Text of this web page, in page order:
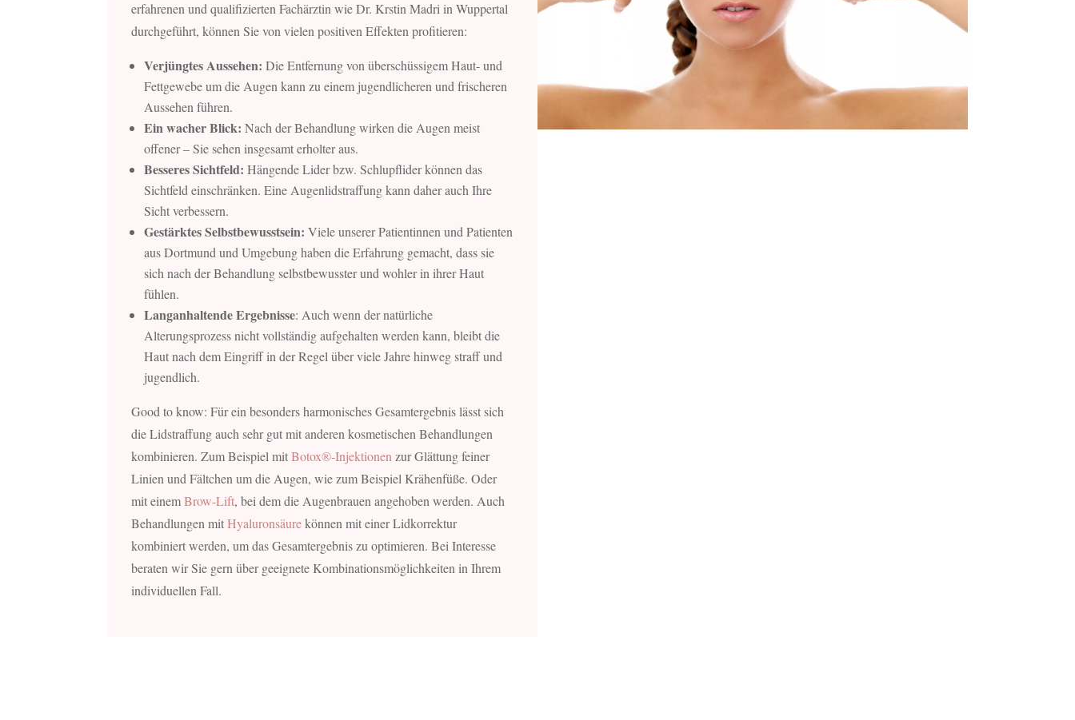
erfahrenen und qualifizierten Fachärztin wie Dr. Krstin Madri in Wuppertal
durchgeführt, können Sie von vielen positiven Effekten profitieren:
Verjüngtes Aussehen: Die Entfernung von überschüssigem Haut- und
Fettgewebe um die Augen kann zu einem jugendlicheren und frischeren
Aussehen führen.
Ein wacher Blick:Nach der Behandlung wirken die Augen meist
offener – Sie sehen insgesamt erholter aus.
Besseres Sichtfeld:Hängende Lider bzw. Schlupflider können das
Sichtfeld einschränken. Eine Augenlidstraffung kann daher auch Ihre
Sicht verbessern.
Gestärktes Selbstbewusstsein: Viele unserer Patientinnen und Patienten
aus Dortmund und Umgebung haben die Erfahrung gemacht, dass sie
sich nach der Behandlung selbstbewusster und wohler in ihrer Haut
fühlen.
Langanhaltende Ergebnisse: Auch wenn der natürliche
Alterungsprozess nicht vollständig aufgehalten werden kann, bleibt die
Haut nach dem Eingriff in der Regel über viele Jahre hinweg straff und
jugendlich.
Good to know: Für ein besonders harmonisches Gesamtergebnis lässt sich
die Lidstraffung auch sehr gut mit anderen kosmetischen Behandlungen
kombinieren. Zum Beispiel mitBotox®-Injektionen zur Glättung feiner
Linien und Fältchen um die Augen, wie zum Beispiel Krähenfüße. Oder
mit einemBrow-Lift, bei dem die Augenbrauen angehoben werden. Auch
Behandlungen mitHyaluronsäurekönnen mit einer Lidkorrektur
kombiniert werden, um das Gesamtergebnis zu optimieren. Bei Interesse
beraten wir Sie gern über geeignete Kombinationsmöglichkeiten in Ihrem
individuellen Fall.